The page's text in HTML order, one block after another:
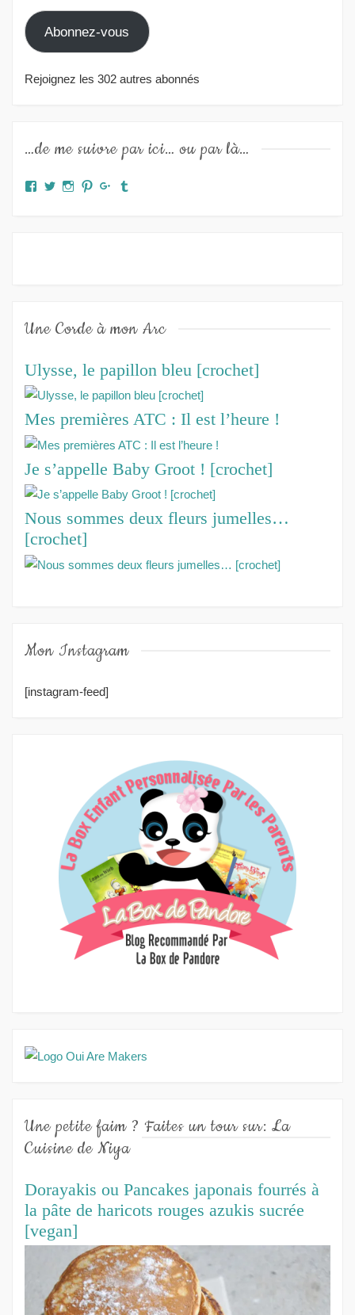
mail
Abonnez-vous
Rejoignez les 302 autres abonnés
…de me suivre par ici… ou par là…
Facebook
TwitterInstagram
PinterestGoogle+
Une Corde à mon Arc
Ulysse, le papillon bleu [crochet]
Mes premières ATC : Il est l’heure !
Je s’appelle Baby Groot ! [crochet]
Nous sommes deux fleurs jumelles…
[crochet]
Mon Instagram
[instagram-feed]
Une petite faim ? Faites un tour sur: La
Cuisine de Niya
Dorayakis ou Pancakes japonais fourrés à
la pâte de haricots rouges azukis sucrée
[vegan]